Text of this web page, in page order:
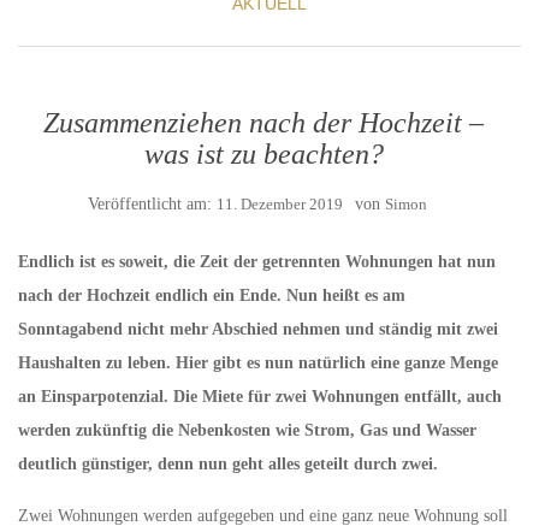
Zusammenziehen nach der Hochzeit –
was ist zu beachten?
Veröffentlicht am: 11. Dezember 2019 von Simon
Endlich ist es soweit, die Zeit der getrennten Wohnungen hat nun
nach der Hochzeit endlich ein Ende. Nun heißt es am
Sonntagabend nicht mehr Abschied nehmen und ständig mit zwei
Haushalten zu leben. Hier gibt es nun natürlich eine ganze Menge
an Einsparpotenzial. Die Miete für zwei Wohnungen entfällt, auch
werden zukünftig die Nebenkosten wie Strom, Gas und Wasser
deutlich günstiger, denn nun geht alles geteilt durch zwei.
Zwei Wohnungen werden aufgegeben und eine ganz neue Wohnung soll